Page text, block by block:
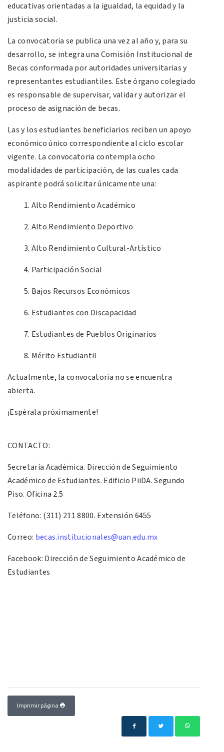
educativas orientadas a la igualdad, la equidad y la
justicia social.
La convocatoria se publica una vez al año y, para su
desarrollo, se integra una Comisión Institucional de
Becas conformada por autoridades universitarias y
representantes estudiantiles. Este órgano colegiado
es responsable de supervisar, validar y autorizar el
proceso de asignación de becas.
Las y los estudiantes beneficiarios reciben un apoyo
económico único correspondiente al ciclo escolar
vigente. La convocatoria contempla ocho
modalidades de participación, de las cuales cada
aspirante podrá solicitar únicamente una:
Alto Rendimiento Académico
Alto Rendimiento Deportivo
Alto Rendimiento Cultural-Artístico
Participación Social
Bajos Recursos Económicos
Estudiantes con Discapacidad
Estudiantes de Pueblos Originarios
Mérito Estudiantil
Actualmente, la convocatoria no se encuentra
abierta.
¡Espérala próximamente!
CONTACTO:
Secretaría Académica. Dirección de Seguimiento
Académico de Estudiantes. Edificio PiiDA. Segundo
Piso. Oficina 2.5
Teléfono: (311) 211 8800. Extensión 6455
Correo: becas.institucionales@uan.edu.mx
Facebook: Dirección de Seguimiento Académico de
Estudiantes
Imprimir página